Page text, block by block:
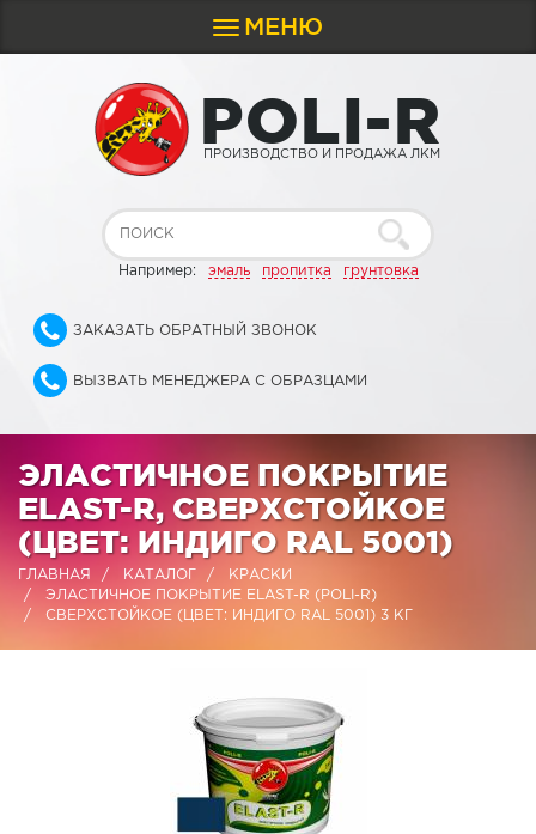
Toggle
navigation
МЕНЮ
POLI-R
ПРОИЗВОДСТВО И ПРОДАЖА ЛКМ
Например: эмаль пропитка грунтовка
ЗАКАЗАТЬ ОБРАТНЫЙ ЗВОНОК
ВЫЗВАТЬ МЕНЕДЖЕРА С ОБРАЗЦАМИ
ЭЛАСТИЧНОЕ ПОКРЫТИЕ
ELAST-R, СВЕРХСТОЙКОЕ
(ЦВЕТ: ИНДИГО RAL 5001)
ГЛАВНАЯ КАТАЛОГ
КРАСКИ
ЭЛАСТИЧНОЕ ПОКРЫТИЕ ELAST-R (POLI-R)
СВЕРХСТОЙКОЕ (ЦВЕТ: ИНДИГО RAL 5001) 3 КГ